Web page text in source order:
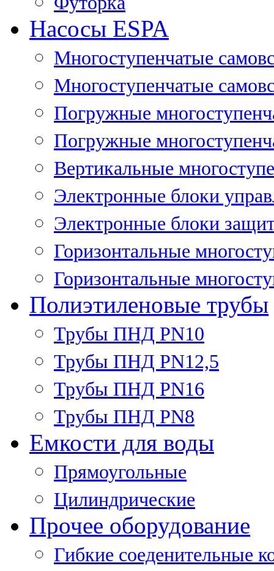
Насосы ESPA
Многоступенчатые
Многоступенчатые
Погружные
Погружные
Вертикальные
Электронные блоки
Электронные блоки
Горизонтальные
Горизонтальные
Полиэтиленовые трубы
Трубы ПНД PN10
Трубы ПНД PN12,5
Трубы ПНД PN16
Трубы ПНД PN8
Емкости для воды
Прямоугольные
Цилиндрические
Прочее оборудование
Гибкие соеденительные